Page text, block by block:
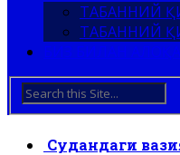
ТАБАННИЙ
ТАБАННИЙ
Судандаги